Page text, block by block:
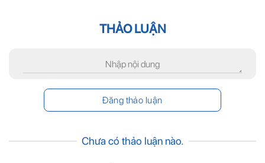
THẢO LUẬN
Chưa có thảo luận nào.